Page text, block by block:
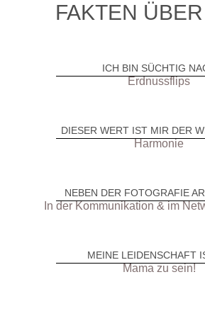
FAKTEN
ICH BIN SÜCHTIG
Erdnussflips
DIESER WERT IST MIR DER
Harmonie
NEBEN DER FOTOGRAFIE
In der Kommunikation & im
MEINE LEIDENSCHAFT
Mama zu sein!